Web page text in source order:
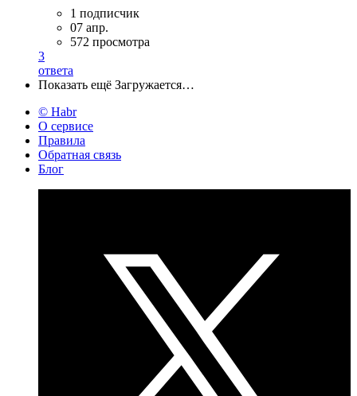
1 подписчик
07 апр.
572 просмотра
3
ответа
Показать ещё Загружается…
© Habr
О сервисе
Правила
Обратная связь
Блог